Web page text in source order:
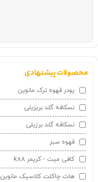
محصولات پیشنهادی
پودر قهوه ترک مانوین
نسکافه گلد بریزیلی
نسکافه گلد برزیلی
قهوه سبز
کافی میت - کریمر k88
هات چاکلت کلاسیک مانوین